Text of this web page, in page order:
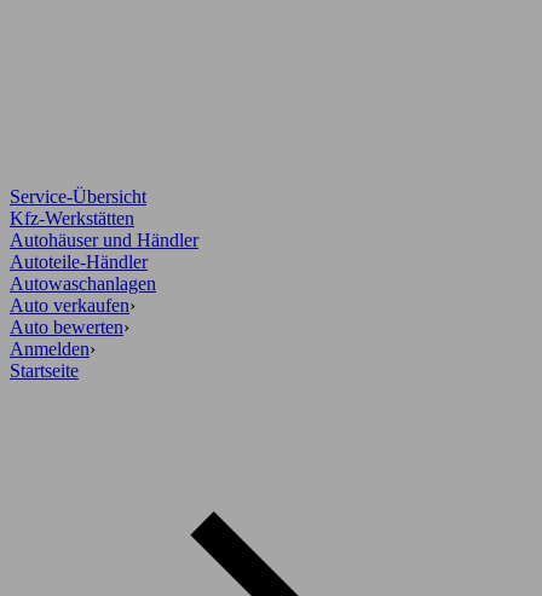
Service-Übersicht
Kfz-Werkstätten
Autohäuser und Händler
Autoteile-Händler
Autowaschanlagen
Auto verkaufen›
Auto bewerten›
Anmelden›
Startseite